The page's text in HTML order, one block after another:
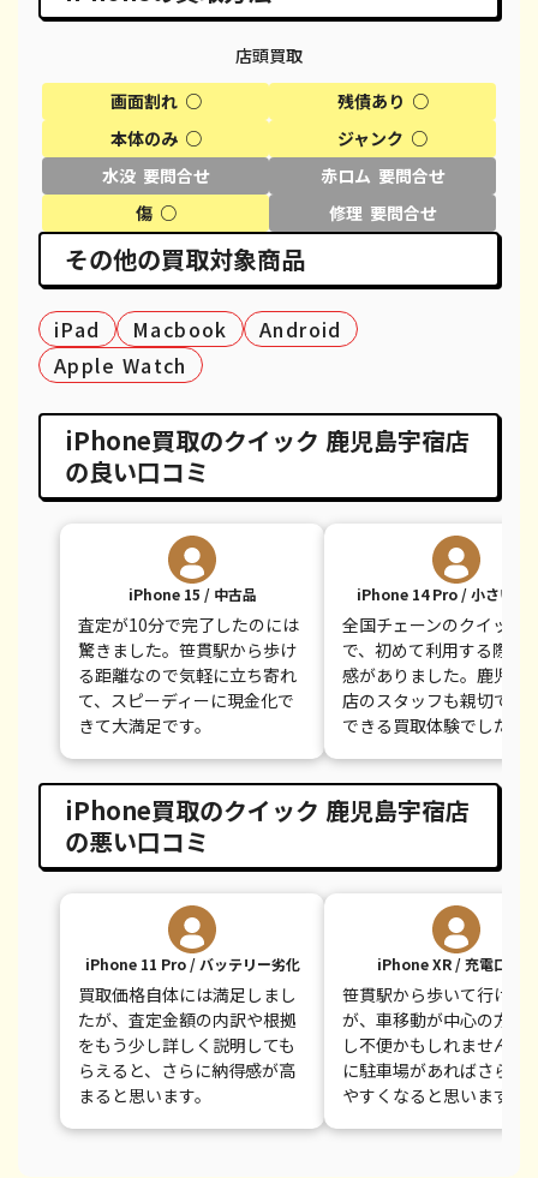
iPhone 11 Pro Max
iPhone XS Max
iPhone X
iPhone 8 Plus
iPhone 8
iPhone 7
iPhone 7 Plus
都度見積(非公開)
都度見積(非公開)
都度見積(非公開)
都度見積(非公開)
都度見積(非公開)
都度見積(非公開)
都度見積(非公開)
¥39,600
¥26,100
¥14,100
¥12,100
店頭買取
画面割れ ○
残債あり ○
本体のみ ○
ジャンク ○
水没 要問合せ
赤ロム 要問合せ
傷 ○
修理 要問合せ
その他の買取対象商品
iPad Macbook
Android
Apple Watch
iPhone買取のクイック 鹿児島宇宿店
の良い口コミ
iPhone 15 / 中古品
査定が10分で完了したのには
驚きました。笹貫駅から歩け
る距離なので気軽に立ち寄れ
て、スピーディーに現金化で
きて大満足です。
iPhone 14 Pro / 小さい傷
全国チェーンのクイック
で、初めて利用する際も
感がありました。鹿児島
店のスタッフも親切で、
できる買取体験でした。
iPhone買取のクイック 鹿児島宇宿店
の悪い口コミ
iPhone 11 Pro / バッテリー劣化
買取価格自体には満足しまし
たが、査定金額の内訳や根拠
をもう少し詳しく説明しても
らえると、さらに納得感が高
まると思います。
iPhone XR / 充電口不良
笹貫駅から歩いて行けま
が、車移動が中心の方に
し不便かもしれません。
に駐車場があればさらに
やすくなると思います。